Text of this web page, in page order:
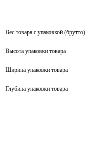
Вес товара с упаковкой (брутто)
Высота упаковки товара
Ширина упаковки товара
Глубина упаковки товара